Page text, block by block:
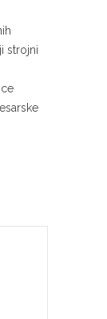
strojni